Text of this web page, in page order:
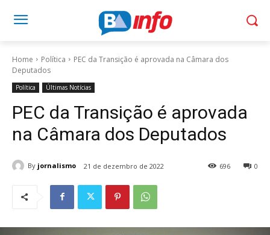
Home Política
PEC da Transição é aprovada na Câmara dos
Deputados
Política Últimas Notícias
PEC da Transição é aprovada
na Câmara dos Deputados
By jornalismo 21 de dezembro de 2022 0
696